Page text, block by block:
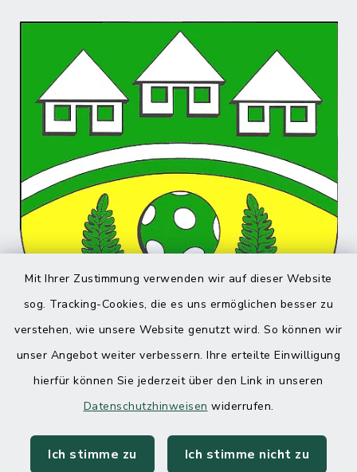
Mit Ihrer Zustimmung verwenden wir auf dieser Website
sog. Tracking-Cookies, die es uns ermöglichen besser zu
verstehen, wie unsere Website genutzt wird. So können wir
unser Angebot weiter verbessern. Ihre erteilte Einwilligung
hierfür können Sie jederzeit über den Link in unseren
Datenschutzhinweisen widerrufen.
Ich stimme zu Ich stimme nicht zu
Kontakt